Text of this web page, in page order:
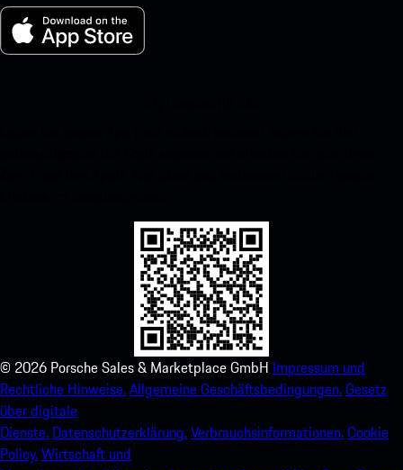
© 2026 Porsche Sales & Marketplace GmbH Impressum und
Rechtliche Hinweise.Allgemeine Geschäftsbedingungen.Gesetz
über digitale
Dienste. Datenschutzerklärung.Verbrauchsinformationen.Cookie
Policy.Wirtschaft und